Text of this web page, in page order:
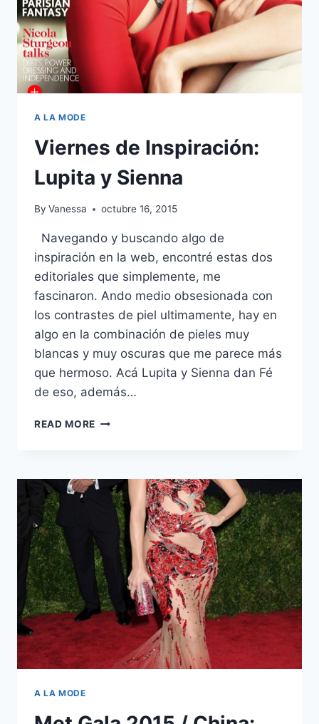
A LA MODE
Viernes de Inspiración:
Lupita y Sienna
By Vanessa octubre 16, 2015
Navegando y buscando algo de
inspiración en la web, encontré estas dos
editoriales que simplemente, me
fascinaron. Ando medio obsesionada con
los contrastes de piel ultimamente, hay en
algo en la combinación de pieles muy
blancas y muy oscuras que me parece más
que hermoso. Acá Lupita y Sienna dan Fé
de eso, además…
READ MORE VIERNES
Y
SIENNA
A LA MODE